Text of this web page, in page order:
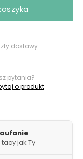
dostawy:
pytania?
o produkt
jak Ty